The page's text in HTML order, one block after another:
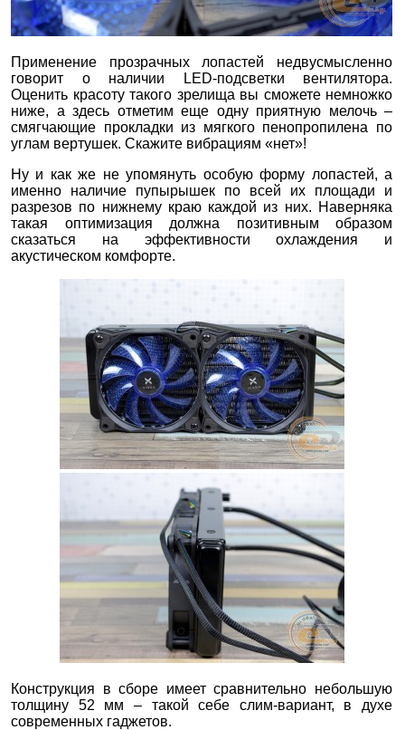
Применение прозрачных лопастей недвусмысленно
говорит о наличии LED-подсветки вентилятора.
Оценить красоту такого зрелища вы сможете немножко
ниже, а здесь отметим еще одну приятную мелочь –
смягчающие прокладки из мягкого пенопропилена по
углам вертушек. Скажите вибрациям «нет»!
Ну и как же не упомянуть особую форму лопастей, а
именно наличие пупырышек по всей их площади и
разрезов по нижнему краю каждой из них. Наверняка
такая оптимизация должна позитивным образом
сказаться на эффективности охлаждения и
акустическом комфорте.
Конструкция в сборе имеет сравнительно небольшую
толщину 52 мм – такой себе слим-вариант, в духе
современных гаджетов.